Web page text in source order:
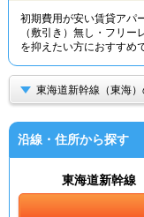
初期費用が安い賃貸アパ
（敷引き）無し・フリー
を抑えたい方におすすめ
東海道新幹線（東海
沿線・住所から探す
東海道新幹線